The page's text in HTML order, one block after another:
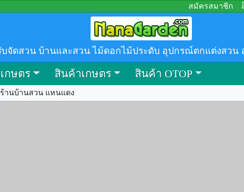
สมัครสมาชิก
จัดสวน บ้านและสวน ไม้ดอกไม้ประดับ อุปกรณ์ตกแต่งสวน
กษตร สินค้าเกษตร สินค้า OTOP
านบ้านสวน แหนแดง